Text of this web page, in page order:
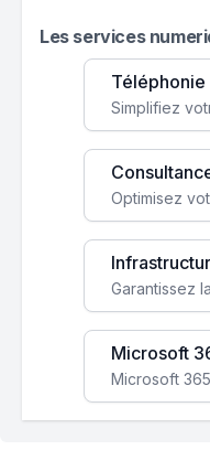
Les services
Téléphonie
Microsoft